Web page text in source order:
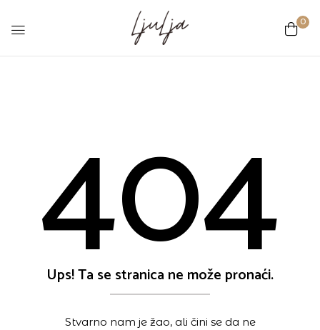
0
404
Ups! Ta se stranica ne može pronaći.
Stvarno nam je žao, ali čini se da ne